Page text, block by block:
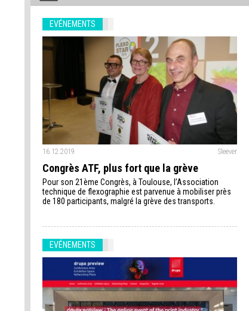
EVÉNEMENTS
16.12.2019 Sleever
Congrès ATF, plus fort que la grève
Pour son 21ème Congrès, à Toulouse, l’Association
technique de flexographie est parvenue à mobiliser près
de 180 participants, malgré la grève des transports.
EVÉNEMENTS